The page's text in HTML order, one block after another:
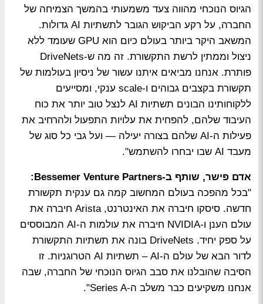
הגיוס הנוכחי מהווה צעד משמעותי בהמשך הצמיחה של
החברה, על רקע הביקוש הגובר לתשתיות AI גדולות.
המשאב היקר ביותר בעולם כיום הוא GPU שעומד ללא
ניצול וממתין לרשת התקשורת. זה מה ש-DriveNets
פותרת. אנחנו מביאים איתנו עשור של ניסיון בעולמות של
תקשורת בקצבים גבוהים ו-scale ענקי, ומסייעים
ללקוחותינו הבונים תשתיות AI לנצל טוב יותר את כוח
העיבוד שלהם, להפחית את עלויות התפעול ולהרחיב את
פעילות ה-AI שלהם בצורה יעילה — ועל גבי כל סוג של
מעבד AI שבו יבחרו להשתמש".
אדם פישר, שותף ב-Bessemer Venture Partners:
"בכל מהפכה בעולם המחשוב קמה גם ענקית תקשורת
חדשה. סיסקו חיברה את האינטרנט, Arista חיברה את
עולם הענן ו-NVIDIA חיברה את עולמות ה-AI המבוססים
על ספק יחיד. DriveNets בונה את תשתיות התקשורת
לדור הבא של עולם ה-AI – תשתיות AI הטרוגניות. זו
הסיבה שהובלנו את סבב הגיוס הנוכחי של החברה, שבה
אנחנו משקיעים כבר משלב ה-Series A".